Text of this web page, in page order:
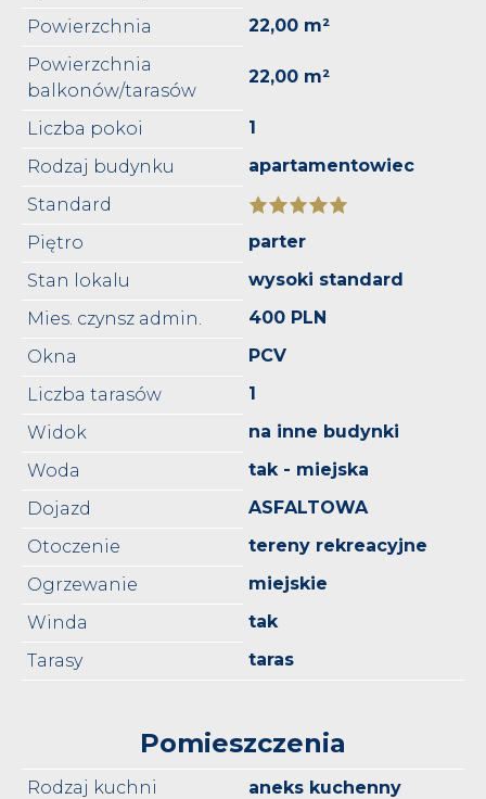
Powierzchnia
22,00 m²
Powierzchnia
balkonów/tarasów
22,00 m²
Liczba pokoi
1
Rodzaj budynku
apartamentowiec
Standard
Piętro
parter
Stan lokalu
wysoki standard
Mies. czynsz admin.
400 PLN
Okna
PCV
Liczba tarasów
1
Widok
na inne budynki
Woda
tak - miejska
Dojazd
ASFALTOWA
Otoczenie
tereny rekreacyjne
Ogrzewanie
miejskie
Winda
tak
Tarasy
taras
Pomieszczenia
Rodzaj kuchni
aneks kuchenny